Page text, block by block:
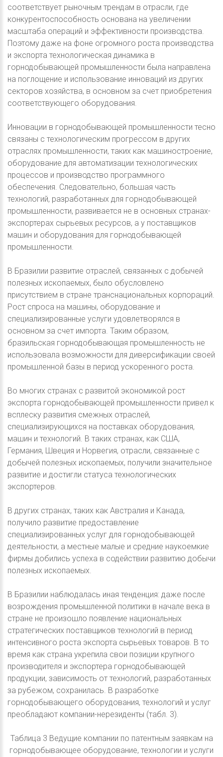
соответствует рыночным трендам в отрасли, где
конкурентоспособность основана на увеличении
масштаба операций и эффективности производства.
Поэтому даже на фоне огромного роста производства
и экспорта технологическая динамика в
горнодобывающей промышленности была направлена
на поглощение и использование инноваций из других
секторов хозяйства, в основном за счет приобретения
соответствующего оборудования.
Инновации в горнодобывающей промышленности тесно
связаны с технологическим прогрессом в других
отраслях промышленности, таких как машиностроение,
оборудование для автоматизации технологических
процессов и производство программного
обеспечения. Следовательно, большая часть
технологий, разработанных для горнодобывающей
промышленности, развивается не в основных странах-
экспортерах сырьевых ресурсов, а у поставщиков
машин и оборудования для горнодобывающей
промышленности.
В Бразилии развитие отраслей, связанных с добычей
полезных ископаемых, было обусловлено
присутствием в стране транснациональных корпораций.
Рост спроса на машины, оборудование и
специализированные услуги удовлетворялся в
основном за счет импорта. Таким образом,
бразильская горнодобывающая промышленность не
использовала возможности для диверсификации своей
промышленной базы в период ускоренного роста.
Во многих странах с развитой экономикой рост
экспорта горнодобывающей промышленности привел к
всплеску развития смежных отраслей,
специализирующихся на поставках оборудования,
машин и технологий. В таких странах, как США,
Германия, Швеция и Норвегия, отрасли, связанные с
добычей полезных ископаемых, получили значительное
развитие и достигли статуса технологических
экспортеров.
В других странах, таких как Австралия и Канада,
получило развитие предоставление
специализированных услуг для горнодобывающей
деятельности, а местные малые и средние наукоемкие
фирмы добились успеха в содействии развитию добычи
полезных ископаемых.
В Бразилии наблюдалась иная тенденция: даже после
возрождения промышленной политики в начале века в
стране не произошло появление национальных
стратегических поставщиков технологий в период
интенсивного роста экспорта сырьевых товаров. В то
время как страна укрепила свои позиции крупного
производителя и экспортера горнодобывающей
продукции, зависимость от технологий, разработанных
за рубежом, сохранилась. В разработке
горнодобывающего оборудования, технологий и услуг
преобладают компании-нерезиденты (табл. 3).
Таблица 3 Ведущие компании по патентным заявкам на
горнодобывающее оборудование, технологии и услуги